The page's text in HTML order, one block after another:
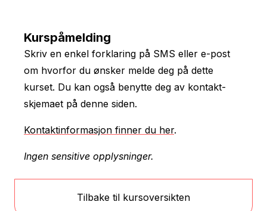
Kurspåmelding
Skriv en enkel forklaring på SMS eller e-post
om hvorfor du ønsker melde deg på dette
kurset. Du kan også benytte deg av kontakt­
skjemaet på denne siden.
Kontaktinformasjon finner du her.
Ingen sensitive opplysninger.
Tilbake til kursoversikten